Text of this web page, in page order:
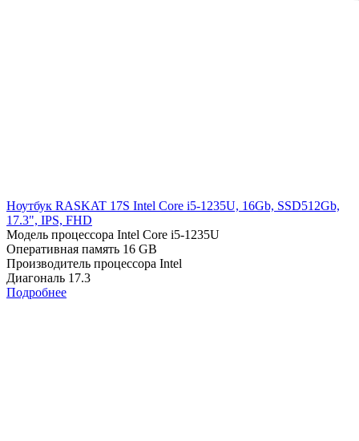
Ноутбук RASKAT 17S Intel Core i5-1235U, 16Gb, SSD512Gb,
17.3", IPS, FHD
Модель процессора Intel Core i5-1235U
Оперативная память 16 GB
Производитель процессора Intel
Диагональ 17.3
Подробнее